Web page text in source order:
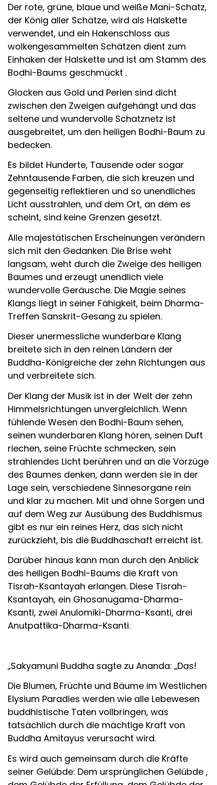
Der rote, grüne, blaue und weiße Mani-Schatz,
der König aller Schätze, wird als Halskette
verwendet, und ein Hakenschloss aus
wolkengesammelten Schätzen dient zum
Einhaken der Halskette und ist am Stamm des
Bodhi-Baums geschmückt .
Glocken aus Gold und Perlen sind dicht
zwischen den Zweigen aufgehängt und das
seltene und wundervolle Schatznetz ist
ausgebreitet, um den heiligen Bodhi-Baum zu
bedecken.
Es bildet Hunderte, Tausende oder sogar
Zehntausende Farben, die sich kreuzen und
gegenseitig reflektieren und so unendliches
Licht ausstrahlen, und dem Ort, an dem es
scheint, sind keine Grenzen gesetzt.
Alle majestätischen Erscheinungen verändern
sich mit den Gedanken. Die Brise weht
langsam, weht durch die Zweige des heiligen
Baumes und erzeugt unendlich viele
wundervolle Geräusche. Die Magie seines
Klangs liegt in seiner Fähigkeit, beim Dharma-
Treffen Sanskrit-Gesang zu spielen.
Dieser unermessliche wunderbare Klang
breitete sich in den reinen Ländern der
Buddha-Königreiche der zehn Richtungen aus
und verbreitete sich.
Der Klang der Musik ist in der Welt der zehn
Himmelsrichtungen unvergleichlich. Wenn
fühlende Wesen den Bodhi-Baum sehen,
seinen wunderbaren Klang hören, seinen Duft
riechen, seine Früchte schmecken, sein
strahlendes Licht berühren und an die Vorzüge
des Baumes denken, dann werden sie in der
Lage sein, verschiedene Sinnesorgane rein
und klar zu machen. Mit und ohne Sorgen und
auf dem Weg zur Ausübung des Buddhismus
gibt es nur ein reines Herz, das sich nicht
zurückzieht, bis die Buddhaschaft erreicht ist.
Darüber hinaus kann man durch den Anblick
des heiligen Bodhi-Baums die Kraft von
Tisrah-Ksantayah erlangen. Diese Tisrah-
Ksantayah, ein Ghosanugama-Dharma-
Ksanti, zwei Anulomiki-Dharma-Ksanti, drei
Anutpattika-Dharma-Ksanti.
„Sakyamuni Buddha sagte zu Ananda: „Das!
Die Blumen, Früchte und Bäume im Westlichen
Elysium Paradies werden wie alle Lebewesen
buddhistische Taten vollbringen, was
tatsächlich durch die mächtige Kraft von
Buddha Amitayus verursacht wird.
Es wird auch gemeinsam durch die Kräfte
seiner Gelübde: Dem ursprünglichen Gelübde ,